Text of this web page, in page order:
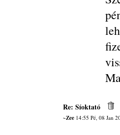
Re: Síoktató
~Zee14:55 Pé, 08 Jan